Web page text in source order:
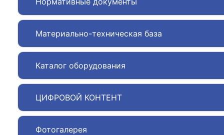
Материально-техническая база
Каталог оборудования
ЦИФРОВОЙ КОНТЕНТ
Фотогалерея